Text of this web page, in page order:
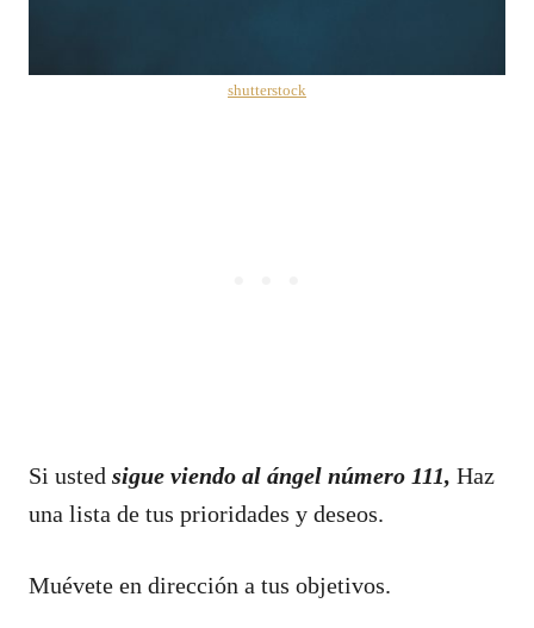
shutterstock
Si usted sigue viendo al ángel número 111, Haz
una lista de tus prioridades y deseos.
Muévete en dirección a tus objetivos.